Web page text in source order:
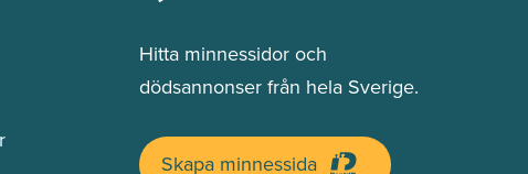
Hitta minnessidor och
dödsannonser från hela Sverige.
Skapa minnessida